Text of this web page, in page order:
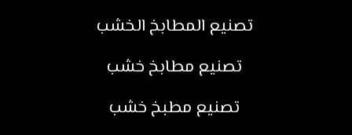
تصنيع المطابخ الخشب
تصنيع مطابخ خشب
تصنيع مطبخ خشب